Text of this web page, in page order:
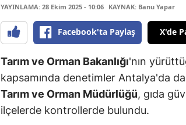
YAYINLAMA: 28 Ekim 2025 - 10:06 KAYNAK: Banu Yapar
Facebook'ta Paylaş X'de
Tarım ve Orman Bakanlığı'nın
kapsamında denetimler Antalya'da
Tarım ve Orman Müdürlüğü, gıda
ilçelerde kontrollerde bulundu.